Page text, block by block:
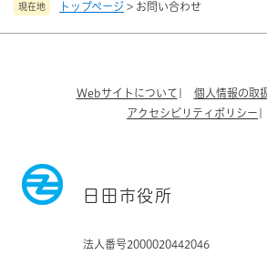
現在地 トップページ > お問い合わせ
Webサイトについて 個人情報の取
アクセシビリティポリシー
日田市役所
法人番号2000020442046